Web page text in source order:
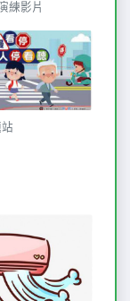
練影片